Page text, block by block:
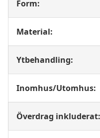
Form:
Material:
Ytbehandling:
Inomhus/Utomhus:
Överdrag inkluderat: